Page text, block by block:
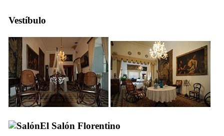
Vestíbulo
El Salón Florentino